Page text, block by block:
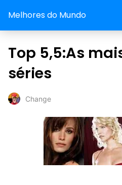
Melhores do Mundo
Top 5,5:As
séries
Change